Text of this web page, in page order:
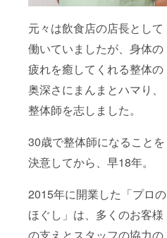
元々は飲食店の店長として
働いていましたが、身体の
疲れを癒してくれる整体の
奥深さにまんまとハマり、
整体師を志しました。
30歳で整体師になることを
決意してから、早18年。
2015年に開業した「プロの
ほぐし」は、多くのお客様